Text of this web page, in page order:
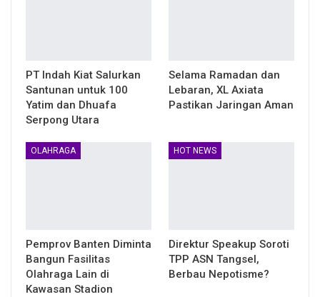
PT Indah Kiat Salurkan
Santunan untuk 100
Yatim dan Dhuafa
Serpong Utara
Selama Ramadan dan
Lebaran, XL Axiata
Pastikan Jaringan Aman
OLAHRAGA
Pemprov Banten Diminta
Bangun Fasilitas
Olahraga Lain di
Kawasan Stadion
HOT NEWS
Direktur Speakup Soroti
TPP ASN Tangsel,
Berbau Nepotisme?